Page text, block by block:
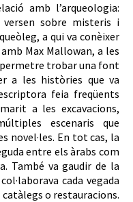
amb l’arqueologia:
versen sobre misteris i
a qui va conèixer
Max Mallowan, a les
permetre trobar una font
a les històries que va
feia freqüents
a les excavacions,
escenaris que
novel·les. En tot cas, la
entre els àrabs com
També va gaudir de la
cada vegada
o restauracions.